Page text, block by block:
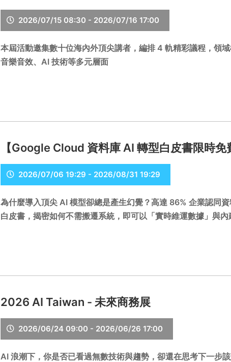
2026/07/15 08:30 - 2026/07/16 17:00
本屆活動邀集數十位海內外頂尖講者，編排 4 軌精彩議程，領
音樂音效、AI 技術等多元層面
【Google Cloud 資料庫 AI 轉型白皮書限時免
2026/07/06 19:29 - 2026/08/31 19:29
為什麼導入頂尖 AI 模型卻總是產生幻覺？高達 86% 企業認同
白皮書，揭密如何不需搬遷系統，即可以「實時維運數據」與內
2026 AI Taiwan - 未來商務展
2026/06/24 09:00 - 2026/06/26 17:00
AI 浪潮下，你是否已看過無數技術與趨勢，卻還在思考下一